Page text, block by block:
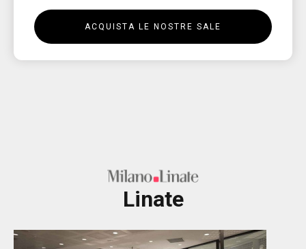
ACQUISTA LE NOSTRE SALE
Linate